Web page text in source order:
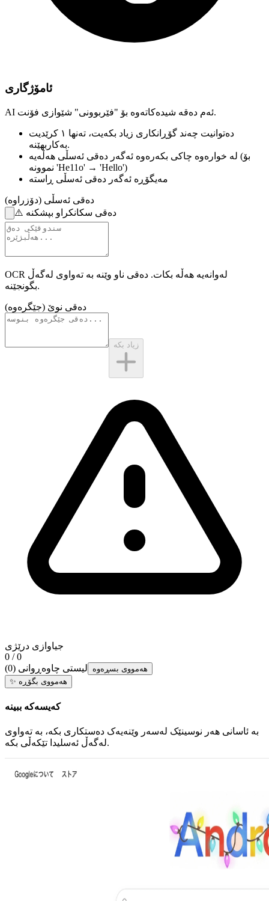
ئامۆژگاری
AI ئەم دەقە شیدەکاتەوە بۆ "فێربوونی" شێوازی فۆنت.
دەتوانیت چەند گۆڕانکاری زیاد بکەیت،
تەنها ١ کرێدیت
بەکاربهێنە.
لە خوارەوە چاکی بکەرەوە ئەگەر دەقی ئەسڵی هەڵەیە
(بۆ
نموونە 'He11o' → 'Hello')
مەیگۆڕە ئەگەر دەقی ئەسڵی ڕاستە
دەقی ئەسڵی (دۆزراوە)
⚠️ دەقی سکانکراو بپشکنە
OCR لەوانەیە هەڵە بکات. دەقی ناو وێنە بە تەواوی لەگەڵ
بگونجێنە.
دەقی نوێ (جێگرەوە)
زیاد بکە
جیاوازی درێژی
0 / 0
لیستی چاوەڕوانی (
0
)
هەمووی بسڕەوە
✨ هەمووی بگۆڕە
کەیسەکە ببینە
بە ئاسانی هەر نوسینێک لەسەر وێنەیەک دەستکاری بکە، بە تەواوی
لەگەڵ ئەسلیدا تێکەڵی بکە.